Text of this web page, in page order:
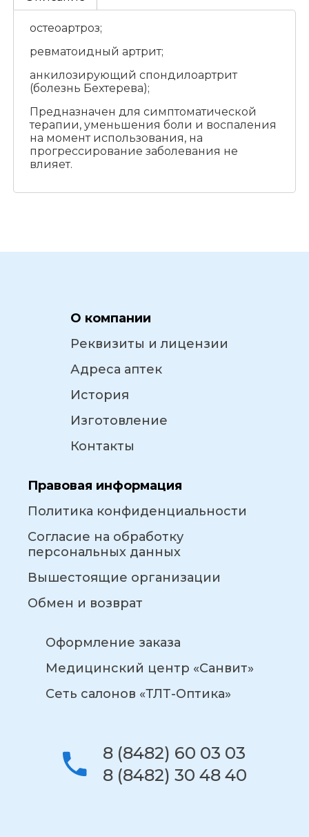
остеоартроз;
ревматоидный артрит;
анкилозирующий спондилоартрит
(болезнь Бехтерева);
Предназначен для симптоматической
терапии, уменьшения боли и воспаления
на момент использования, на
прогрессирование заболевания не
влияет.
О компании
Реквизиты и лицензии
Адреса аптек
История
Изготовление
Контакты
Правовая информация
Политика конфиденциальности
Согласие на обработку
персональных данных
Вышестоящие организации
Обмен и возврат
Оформление заказа
Медицинский центр «Санвит»
Сеть салонов «ТЛТ-Оптика»
8 (8482) 60 03 03
8 (8482) 30 48 40